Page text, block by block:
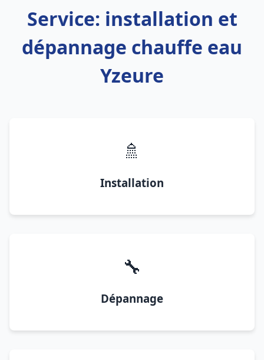
Service: installation et
dépannage chauffe eau
Yzeure
🚿
Installation
🔧
Dépannage